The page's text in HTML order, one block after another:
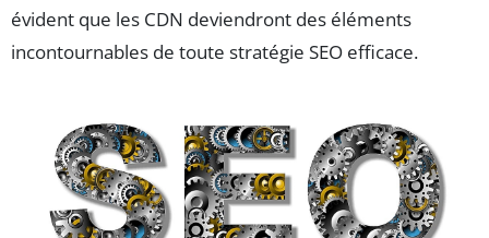
évident que les CDN deviendront des éléments
incontournables de toute stratégie SEO efficace.